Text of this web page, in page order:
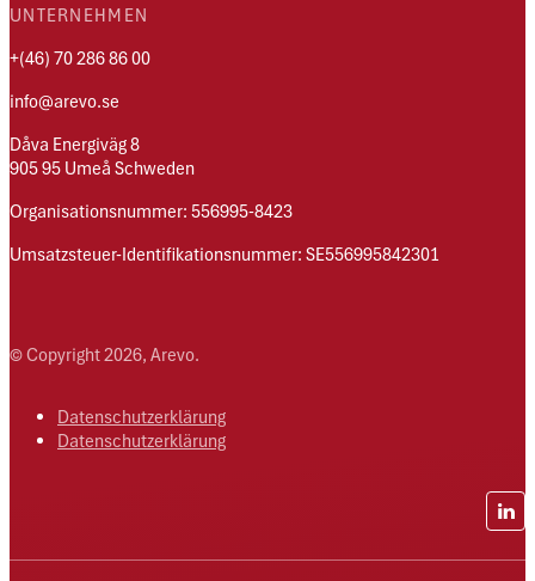
UNTERNEHMEN
+(46) 70 286 86 00
info@arevo.se
Dåva Energiväg 8
905 95 Umeå Schweden
Organisationsnummer: 556995-8423
Umsatzsteuer-Identifikationsnummer: SE556995842301
© Copyright 2026, Arevo.
Datenschutzerklärung
Datenschutzerklärung